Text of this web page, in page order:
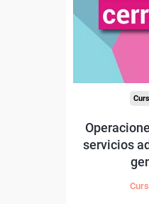
servicios